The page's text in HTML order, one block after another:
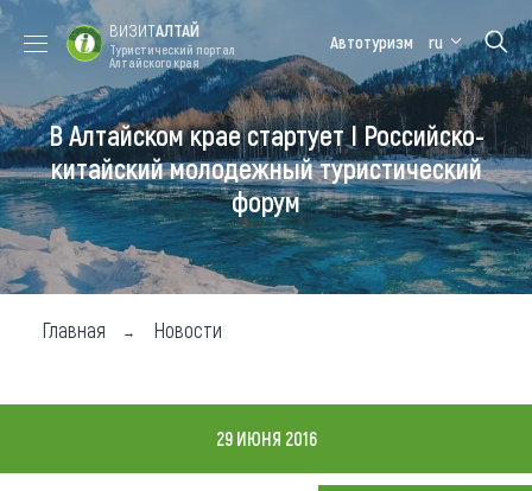
Форум VISIT
ALTAI
Цветение
маральника
Медицинский
форум
Алтайская
зимовка
Туры
Где побывать
Чем заняться
Карта
ВИЗИТАЛТАЙ
Туристический портал
Алтайского края
Автотуризм ru
В Алтайском крае стартует I Российско-
китайский молодежный туристический
форум
Главная Новости
29 ИЮНЯ 2016